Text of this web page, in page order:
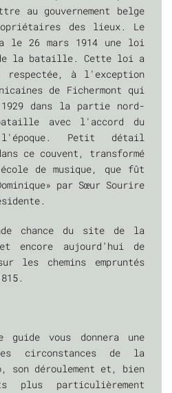
au gouvernement belge
des lieux. Le
le 26 mars 1914 une loi
la bataille. Cette loi a
respectée, à l'exception
de Fichermont qui
dans la partie nord-
avec l'accord du
l'époque. Petit détail
ce couvent, transformé
de musique, que fût
par Sœur Sourire
chance du site de la
encore aujourd’hui de
les chemins empruntés
vous donnera une
circonstances de la
son déroulement et, bien
plus particulièrement